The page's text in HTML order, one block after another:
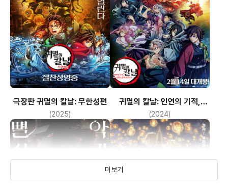
극장판 귀멸의 칼날: 무한성편
(2025)
귀멸의 칼날: 인연의 기적,
그리고 합동 강화 훈련으로
(2024)
더보기